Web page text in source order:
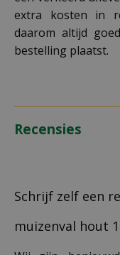
extra kosten in
daarom altijd
bestelling plaatst.
Recensies
Schrijf zelf een
muizenval hout